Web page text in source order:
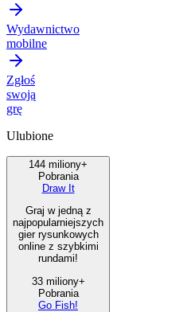
Wydawnictwo
mobilne
Zgłoś
swoją
grę
Ulubione
144 miliony+
Pobrania
Draw It
Graj w jedną z
najpopularniejszych
gier rysunkowych
online z szybkimi
rundami!
33 miliony+
Pobrania
Go Fish!